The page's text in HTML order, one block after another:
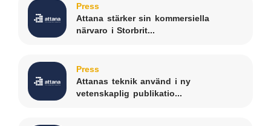
Press
Attana stärker sin kommersiella
närvaro i Storbrit...
Press
Attanas teknik använd i ny
vetenskaplig publikatio...